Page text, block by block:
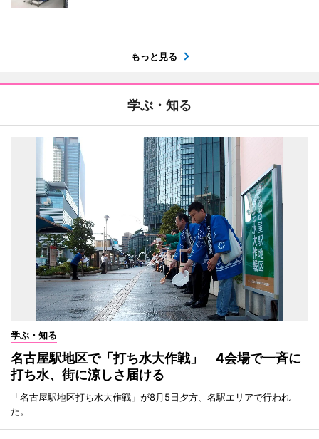
もっと見る
学ぶ・知る
学ぶ・知る
名古屋駅地区で「打ち水大作戦」 4会場で一斉に
打ち水、街に涼しさ届ける
「名古屋駅地区打ち水大作戦」が8月5日夕方、名駅エリアで行われ
た。